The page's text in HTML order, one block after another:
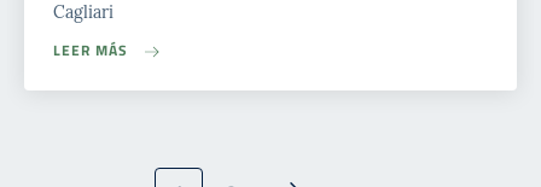
Cagliari
LEER MÁS